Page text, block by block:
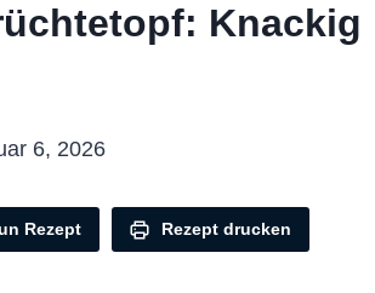
Knackig
6, 2026
Rezept Rezept drucken